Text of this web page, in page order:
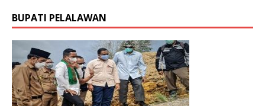
BUPATI PELALAWAN